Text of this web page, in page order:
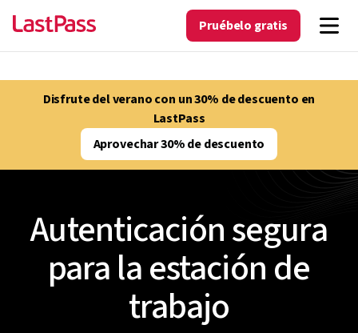
Pruébelo gratis
Disfrute del verano con un 30% de descuento en
LastPass
Aprovechar 30% de descuento
Autenticación segura
para la estación de
trabajo